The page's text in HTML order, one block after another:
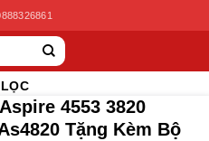
LỌC
4553 3820
Tặng Kèm Bộ